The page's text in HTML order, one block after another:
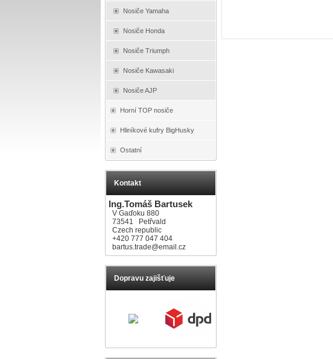
Nosiče Yamaha
Nosiče Honda
Nosiče Triumph
Nosiče Kawasaki
Nosiče AJP
Horní TOP nosiče
Hliníkové kufry BigHusky
Ostatní
Kontakt
Ing.Tomáš Bartusek
V Gaďoku 880
73541 Petřvald
Czech republic
+420 777 047 404
bartus.trade@email.cz
Dopravu zajišťuje